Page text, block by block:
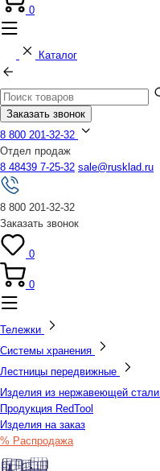
0
Каталог
Заказать звонок
8 800 201-32-32
Отдел продаж
8 48439 7-25-32 sale@rusklad.ru
8 800 201-32-32
Заказать звонок
0
0
Тележки
Системы хранения
Лестницы передвижные
Изделия из нержавеющей стали
Продукция RedTool
Изделия на заказ
% Распродажа